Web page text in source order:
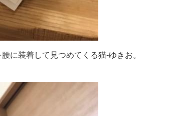
に装着して見つめてくる猫-ゆきお。